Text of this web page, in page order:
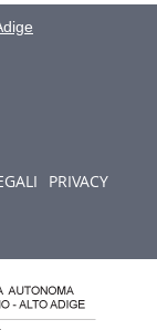
PRIVACY